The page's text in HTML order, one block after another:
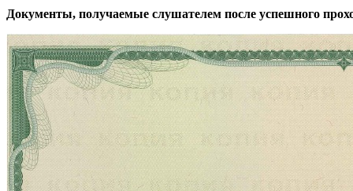
Документы, получаемые слушателем после успешного